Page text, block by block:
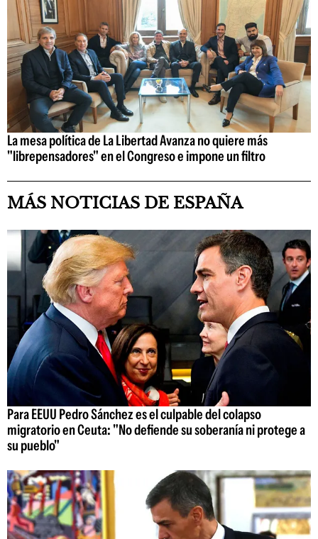
La mesa política de La Libertad Avanza no quiere más
"librepensadores" en el Congreso e impone un filtro
MÁS NOTICIAS DE ESPAÑA
Para EEUU Pedro Sánchez es el culpable del colapso
migratorio en Ceuta: "No defiende su soberanía ni protege a
su pueblo"